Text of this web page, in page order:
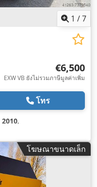
1 /7
€6,500
EXW VB ยังไม่รวมภาษีมูลค่าเพิ่ม
โทร
2010,
โฆษณาขนาดเล็ก